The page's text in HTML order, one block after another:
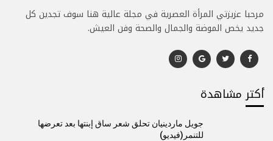
مرحبا عزيزتي المرأة العصرية في مجلة عالية هنا سوف تجدين كل
جديد يخص الموضة والجمال والصحة وفن العيش.
أكتر مشاهدة
جويل ماردينيان تحلق شعر ساق إبنتها بعد تعرضها
للتنمر(فيديو)